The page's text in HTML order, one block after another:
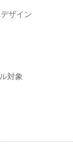
ザイン
対象